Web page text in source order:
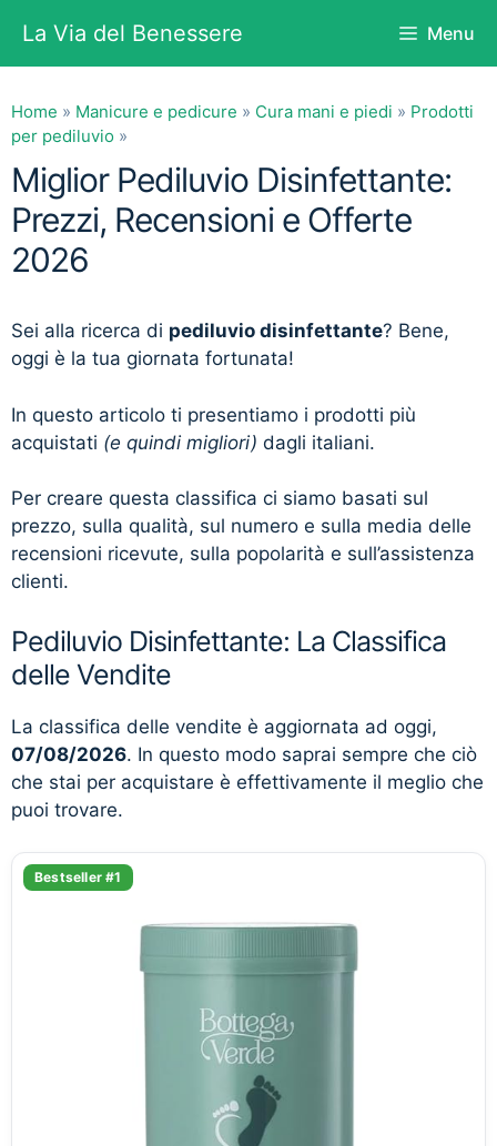
contenuto
La Via del Benessere Menu
Home » Manicure e pedicure » Cura mani e piedi » Prodotti
per pediluvio »
Miglior Pediluvio Disinfettante:
Prezzi, Recensioni e Offerte
2026
Sei alla ricerca di pediluvio disinfettante? Bene,
oggi è la tua giornata fortunata!
In questo articolo ti presentiamo i prodotti più
acquistati (e quindi migliori) dagli italiani.
Per creare questa classifica ci siamo basati sul
prezzo, sulla qualità, sul numero e sulla media delle
recensioni ricevute, sulla popolarità e sull’assistenza
clienti.
Pediluvio Disinfettante: La Classifica
delle Vendite
La classifica delle vendite è aggiornata ad oggi,
07/08/2026. In questo modo saprai sempre che ciò
che stai per acquistare è effettivamente il meglio che
puoi trovare.
Bestseller #1